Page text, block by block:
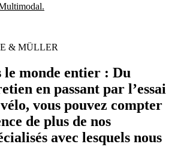
& MÜLLER
le monde entier : Du
en passant par l’essai
vous pouvez compter
de plus de nos
avec lesquels nous